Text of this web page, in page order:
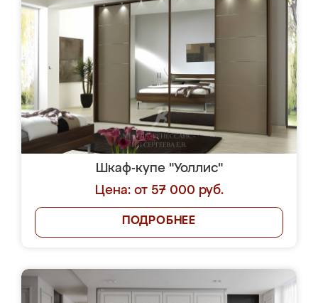
Шкаф-купе "Уоллис"
Цена: от 57 000 руб.
ПОДРОБНЕЕ